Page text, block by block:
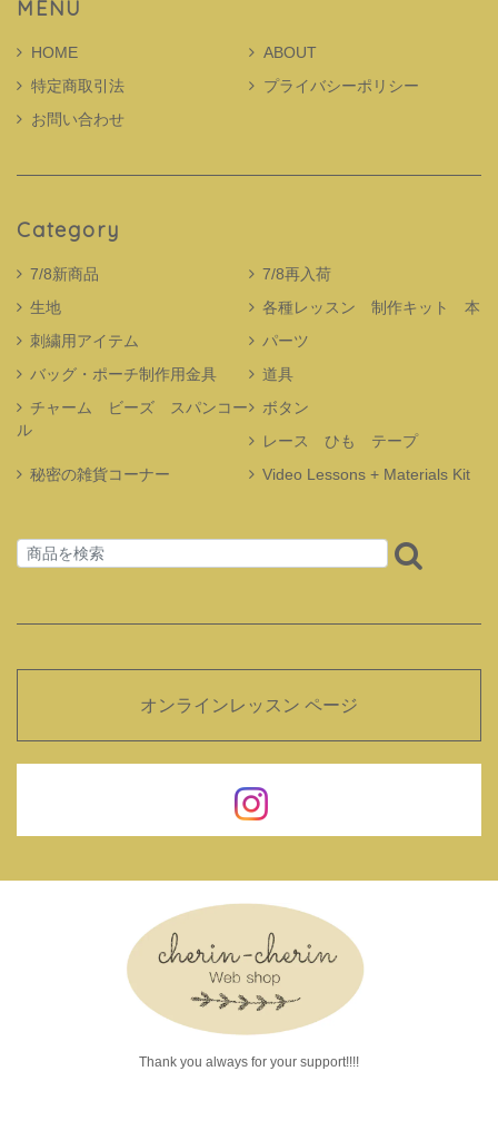
MENU
HOME
ABOUT
特定商取引法
プライバシーポリシー
お問い合わせ
Category
7/8新商品
7/8再入荷
生地
各種レッスン 制作キット 本
刺繍用アイテム
パーツ
バッグ・ポーチ制作用金具
道具
チャーム ビーズ スパンコー
ル
ボタン
レース ひも テープ
秘密の雑貨コーナー
Video Lessons + Materials Kit
オンラインレッスン ページ
Thank you always for your support!!!!